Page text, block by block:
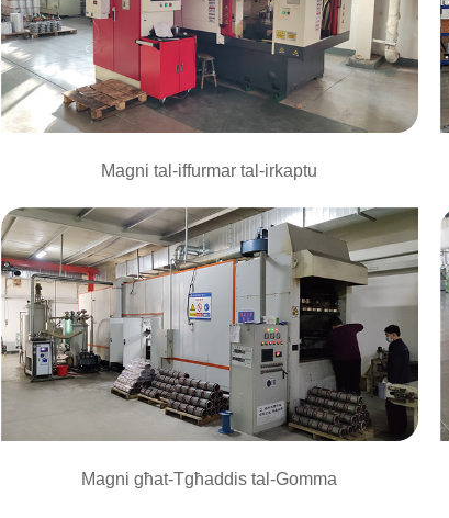
Magni tal-iffurmar tal-irkaptu
Magni għat-Tgħaddis tal-Gomma